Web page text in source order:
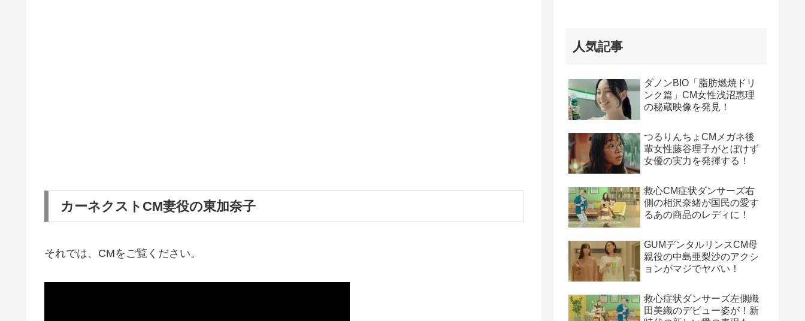
カーネクストCM妻役の東加奈子
それでは、CMをご覧ください。
人気記事
ダノンBIO「脂肪燃焼ドリ
ンク篇」CM女性浅沼惠理
の秘蔵映像を発見！
つるりんちょCMメガネ後
輩女性藤谷理子がとぼけず
女優の実力を発揮する！
救心CM症状ダンサーズ右
側の相沢奈緒が国民の愛す
るあの商品のレディに！
GUMデンタルリンスCM母
親役の中島亜梨沙のアクシ
ョンがマジでヤバい！
救心症状ダンサーズ左側織
田美織のデビュー姿が！新